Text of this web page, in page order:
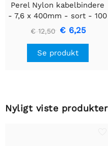
Perel Nylon kabelbindere
- 7,6 x 400mm - sort - 100
stk
€ 12,50 € 6,25
Se produkt
Nyligt viste produkter